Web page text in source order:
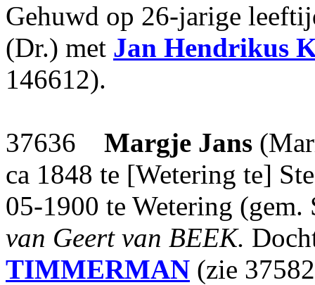
Gehuwd op 26-jarige
(Dr.) met Jan Hendrikus
146612).
37636 Margje Jans
ca 1848 te [Wetering te]
05-1900 te Wetering
van Geert van BEEK.
TIMMERMAN (zie